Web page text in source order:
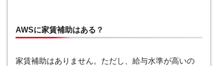
AWSに家賃補助はある？
家賃補助はありません。ただし、給与水準が高いの